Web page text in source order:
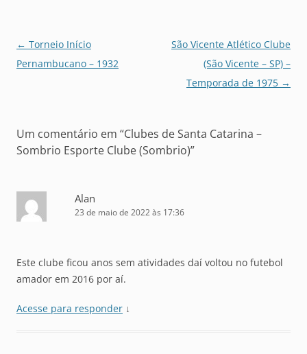
Navegação
de
← Torneio Início
Pernambucano – 1932
São Vicente Atlético Clube
(São Vicente – SP) –
Temporada de 1975 →
Um comentário em “Clubes de Santa Catarina –
Sombrio Esporte Clube (Sombrio)”
Alan
23 de maio de 2022 às 17:36
Este clube ficou anos sem atividades daí voltou no futebol
amador em 2016 por aí.
Acesse para responder ↓